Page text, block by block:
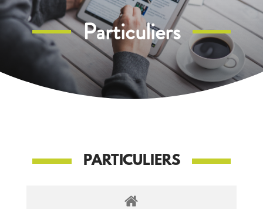
Particuliers
PARTICULIERS